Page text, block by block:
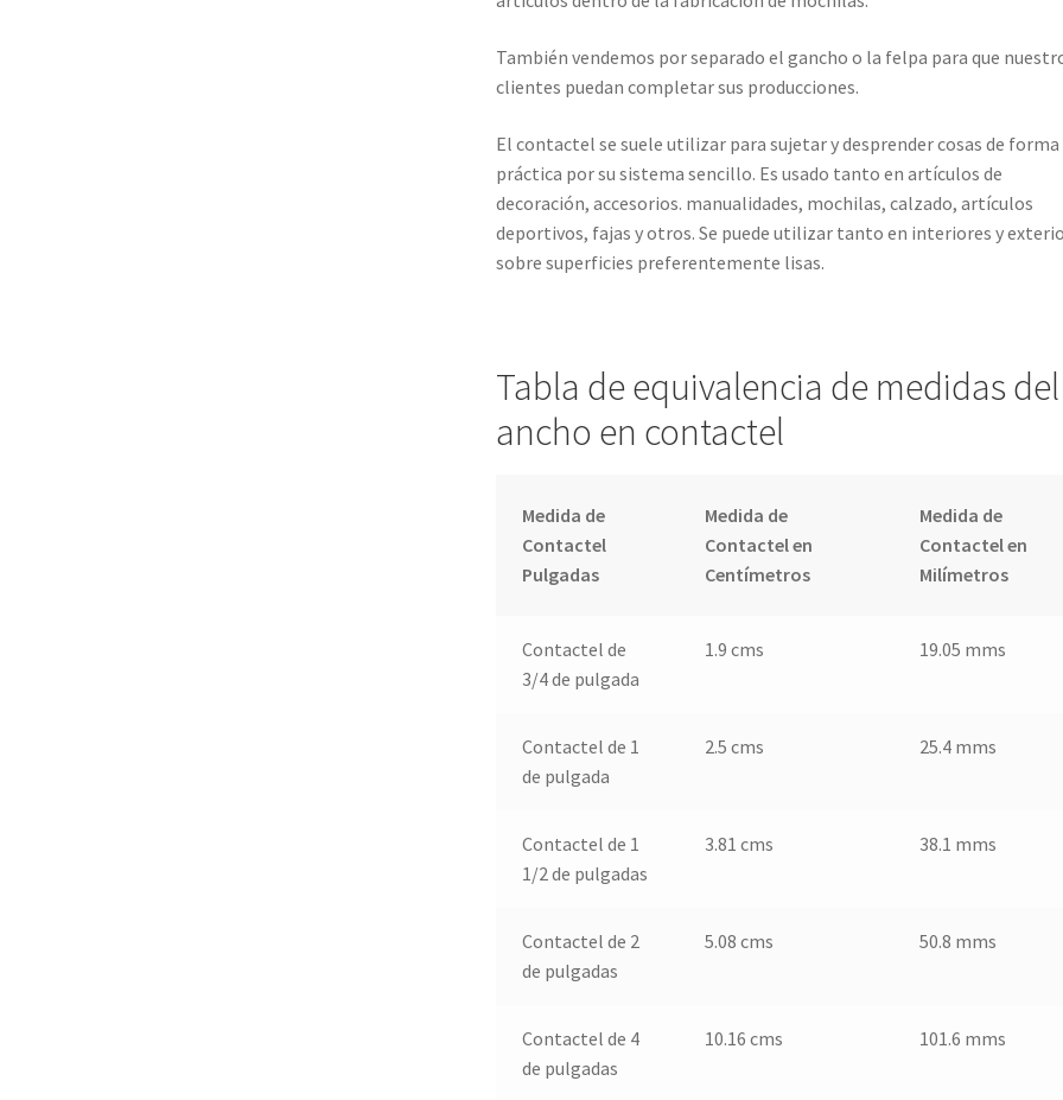
También vendemos por separado el gancho o la felpa para que
clientes puedan completar sus producciones.
El contactel se suele utilizar para sujetar y desprender cosas de forma
práctica por su sistema sencillo. Es usado tanto en artículos de
decoración, accesorios. manualidades, mochilas, calzado, artículos
deportivos, fajas y otros. Se puede utilizar tanto en interiores y
sobre superficies preferentemente lisas.
Tabla de equivalencia de medidas del
ancho en contactel
Medida de
Contactel
Pulgadas
Medida de
Contactel en
Centímetros
Medida de
Contactel en
Milímetros
Contactel de
3/4 de pulgada
1.9 cms 19.05 mms
Contactel de 1
de pulgada
2.5 cms 25.4 mms
Contactel de 1
1/2 de pulgadas
3.81 cms 38.1 mms
Contactel de 2
de pulgadas
5.08 cms 50.8 mms
Contactel de 4
de pulgadas
10.16 cms 101.6 mms